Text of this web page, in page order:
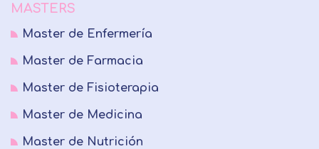
MASTERS
Master de Enfermería
Master de Farmacia
Master de Fisioterapia
Master de Medicina
Master de Nutrición